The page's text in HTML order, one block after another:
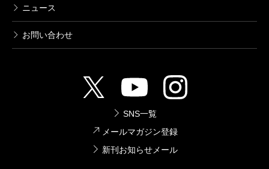
ニュース
お問い合わせ
SNS一覧
メールマガジン登録
新刊お知らせメール